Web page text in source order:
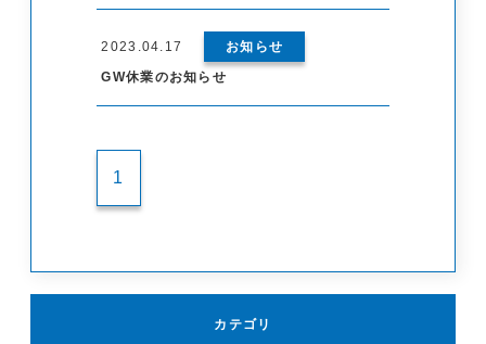
2023.04.17
お知らせ
GW休業のお知らせ
1
カテゴリ